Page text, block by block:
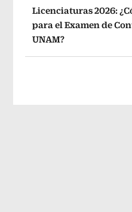
Licenciaturas 2026:
para el Examen de
UNAM?